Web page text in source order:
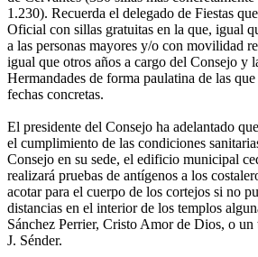
1.230). Recuerda el delegado de Fiestas
Oficial con sillas gratuitas en la que, igual
a las personas mayores y/o con movilidad
igual que otros años a cargo del Consejo y
Hermandades de forma paulatina de las
fechas concretas.
El presidente del Consejo ha adelantado
el cumplimiento de las condiciones
Consejo en su sede, el edificio municipal
realizará pruebas de antígenos a los
acotar para el cuerpo de los cortejos si no
distancias en el interior de los templos
Sánchez Perrier, Cristo Amor de Dios, o
J. Sénder.